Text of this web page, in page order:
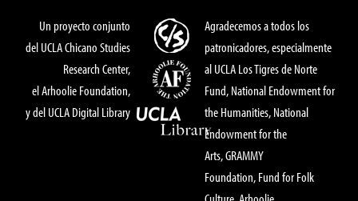
Un proyecto conjunto
del UCLA Chicano Studies
Research Center,
el Arhoolie Foundation,
y del UCLA Digital Library
Agradecemos a todos los
patronicadores, especialmente
al UCLA Los Tigres de Norte
Fund, National Endowment for
the Humanities, National
Endowment for the
Arts, GRAMMY
Foundation, Fund for Folk